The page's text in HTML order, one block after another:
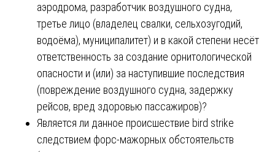
аэродрома, разработчик воздушного судна,
третье лицо (владелец свалки, сельхозугодий,
водоёма), муниципалитет) и в какой степени несёт
ответственность за создание орнитологической
опасности и (или) за наступившие последствия
(повреждение воздушного судна, задержку
рейсов, вред здоровью пассажиров)?
Является ли данное происшествие bird strike
следствием форс-мажорных обстоятельств